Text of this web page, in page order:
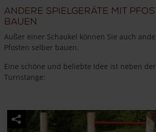
Andere Spielgeräte mit
bauen
Außer einer Schaukel können Sie auch
Pfosten selber bauen.
Eine schöne und beliebte Idee ist neben
Turnstange: